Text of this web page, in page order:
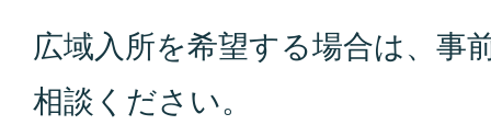
広域入所を希望する場合は、事
相談ください。